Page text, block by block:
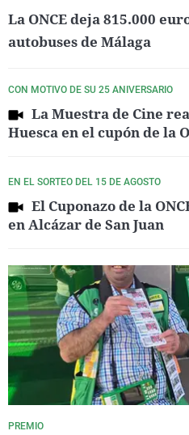
La ONCE deja 815.000
autobuses de Málaga
CON MOTIVO DE SU 25 ANIVERSARIO
La Muestra de Cine
Huesca en el cupón de la
EN EL SORTEO DEL 15 DE AGOSTO
El Cuponazo de la
en Alcázar de San Juan
PREMIO